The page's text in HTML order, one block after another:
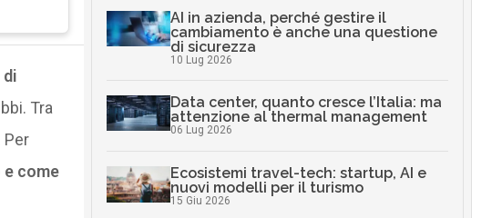
di
Tra
Per
e come
AI in azienda, perché gestire il
cambiamento è anche una questione
di sicurezza
10 Lug 2026
Data center, quanto cresce l’Italia: ma
attenzione al thermal management
06 Lug 2026
Ecosistemi travel-tech: startup, AI e
nuovi modelli per il turismo
15 Giu 2026